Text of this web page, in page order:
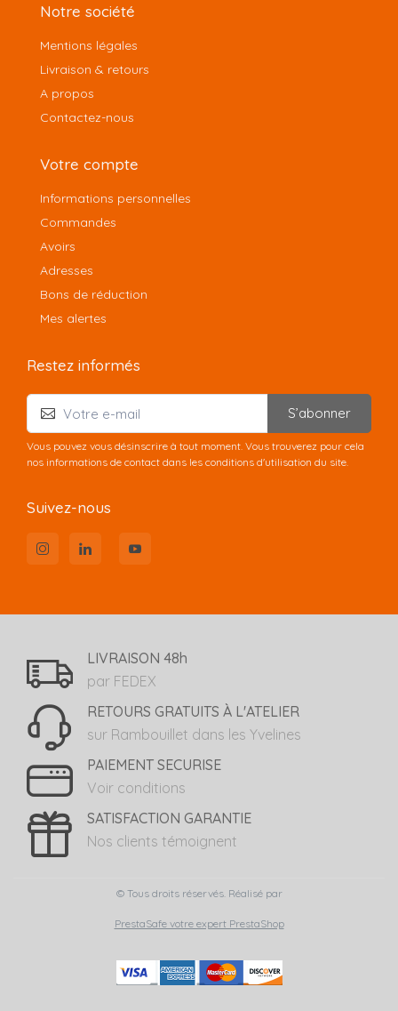
Notre société
Mentions légales
Livraison & retours
A propos
Contactez-nous
Votre compte
Informations personnelles
Commandes
Avoirs
Adresses
Bons de réduction
Mes alertes
Restez informés
S’abonner
Vous pouvez vous désinscrire à tout moment. Vous trouverez pour cela
nos informations de contact dans les conditions d'utilisation du site.
Suivez-nous
LIVRAISON 48h
par FEDEX
RETOURS GRATUITS À L'ATELIER
sur Rambouillet dans les Yvelines
PAIEMENT SECURISE
Voir conditions
SATISFACTION GARANTIE
Nos clients témoignent
© Tous droits réservés. Réalisé par
PrestaSafe votre expert PrestaShop